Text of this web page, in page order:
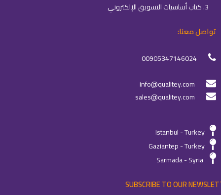
3. كتاب أساسيات التسويق الإلكتروني
تواصل معنا:
00905347146024
info@qualitey.com
sales@qualitey.com
Istanbul - Turkey
Gaziantep - Turkey
Sarmada - Syria
SUBSCRIBE TO OUR